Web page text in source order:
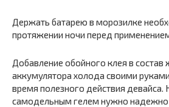
Держать батарею в морозилке
протяжении ночи перед
Добавление обойного клея в состав
аккумулятора холода своими
время полезного действия девайса.
самодельным гелем нужно надежно